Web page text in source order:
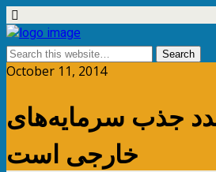
October 11, 2014
جذب سرمایه‌های
خارجی است